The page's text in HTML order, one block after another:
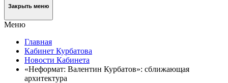
Закрыть меню
Меню
Главная
Кабинет Курбатова
Новости Кабинета
«Неформат: Валентин Курбатов»: сближающая
архитектура